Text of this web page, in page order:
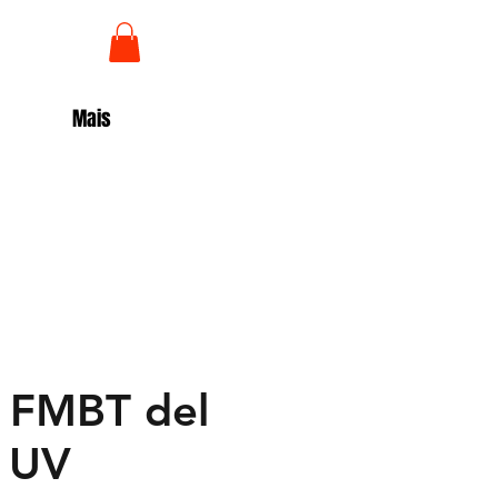
Iniciar sesión
Mais
del